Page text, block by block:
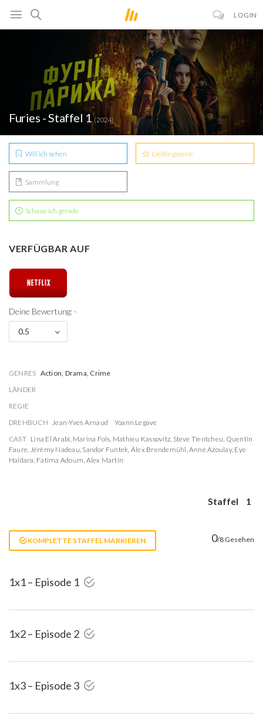
LOGIN
Furies - Staffel 1(2024)
Will ich sehen Lieblingsserie
Sammlung
Schaue ich gerade
VERFÜGBAR AUF
Deine Bewertung: -
0.5
GENRES Action, Drama, Crime
LÄNDER
REGIE
DREHBUCH Jean-Yves Arnaud
Yoann Legave
CAST Lina El Arabi, Marina Foïs, Mathieu Kassovitz, Steve Tientcheu, Quentin
Faure, Jérémy Nadeau, Sandor Funtek, Àlex Brendemühl,Anne Azoulay, Eye
Haïdara, Fatima Adoum, Alex Martin
Staffel 1
KOMPLETTE STAFFEL MARKIEREN 0/8 Gesehen
1x1 – Episode 1
1x2 – Episode 2
1x3 – Episode 3